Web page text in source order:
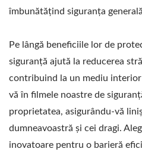
îmbunătățind siguranța
Pe lângă beneficiile lor de
siguranță ajută la reducerea
contribuind la un mediu
vă în filmele noastre de
proprietatea, asigurându-vă
dumneavoastră și cei dragi.
inovatoare pentru o barieră